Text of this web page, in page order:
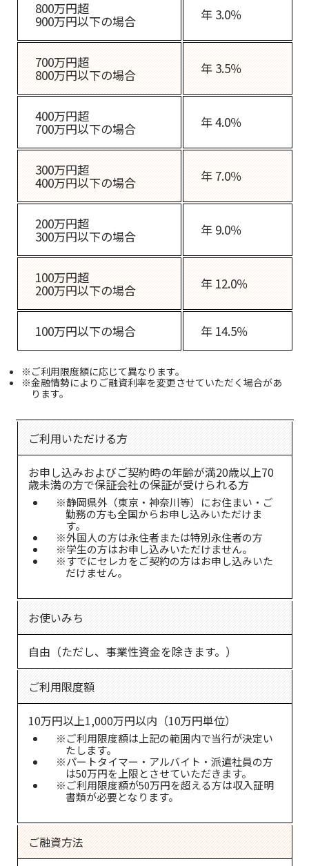
800万円超
900万円以下の場合 年 3.0％
700万円超
800万円以下の場合 年 3.5％
400万円超
700万円以下の場合 年 4.0％
300万円超
400万円以下の場合 年 7.0％
200万円超
300万円以下の場合 年 9.0％
100万円超
200万円以下の場合 年 12.0％
100万円以下の場合 年 14.5％
※ご利用限度額に応じて異なります。
※金融情勢によりご融資利率を変更させていただく場合があ
ります。
ご利用いただける方
お申し込みおよびご契約時の年齢が満20歳以上70
歳未満の方で保証会社の保証が受けられる方
※静岡県外（東京・神奈川等）にお住まい・ご
勤務の方も全国からお申し込みいただけま
す。
※外国人の方は永住者または特別永住者の方
※学生の方はお申し込みいただけません。
※すでにセレカをご契約の方はお申し込みいた
だけません。
お使いみち
自由（ただし、事業性資金を除きます。）
ご利用限度額
10万円以上1,000万円以内（10万円単位）
※ご利用限度額は上記の範囲内で当行が決定い
たします。
※パートタイマー・アルバイト・派遣社員の方
は50万円を上限とさせていただきます。
※ご利用限度額が50万円を超える方は収入証明
書類が必要となります。
ご融資方法